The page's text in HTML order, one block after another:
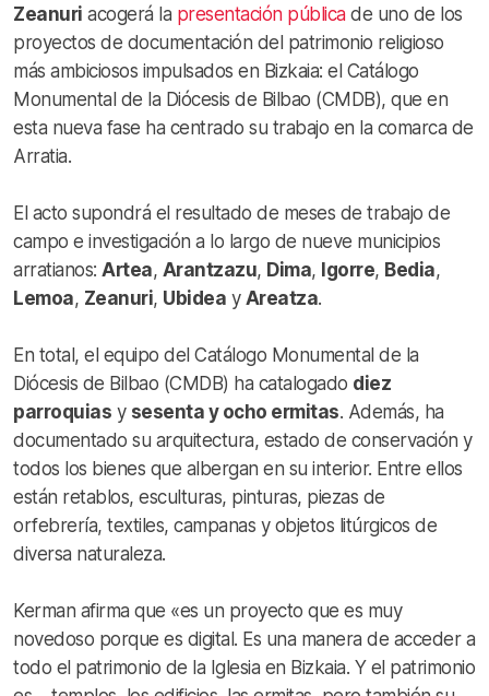
Zeanuri acogerá la presentación públicade uno de los
proyectos de documentación del patrimonio religioso
más ambiciosos impulsados en Bizkaia: el Catálogo
Monumental de la Diócesis de Bilbao (CMDB), que en
esta nueva fase ha centrado su trabajo en la comarca de
Arratia.
El acto supondrá el resultado de meses de trabajo de
campo e investigación a lo largo de nueve municipios
arratianos: Artea, Arantzazu, Dima, Igorre, Bedia,
Lemoa, Zeanuri, Ubidea y Areatza.
En total, el equipo del Catálogo Monumental de la
Diócesis de Bilbao (CMDB) ha catalogado diez
parroquias y sesenta y ocho ermitas. Además, ha
documentado su arquitectura, estado de conservación y
todos los bienes que albergan en su interior. Entre ellos
están retablos, esculturas, pinturas, piezas de
orfebrería, textiles, campanas y objetos litúrgicos de
diversa naturaleza.
Kerman afirma que «es un proyecto que es muy
novedoso porque es digital. Es una manera de acceder a
todo el patrimonio de la Iglesia en Bizkaia. Y el patrimonio